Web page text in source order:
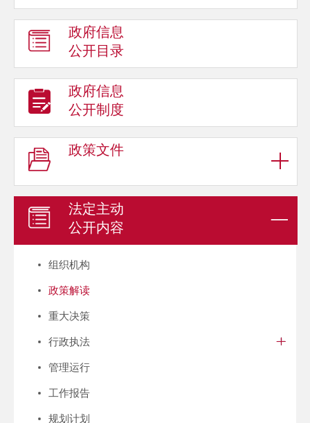
政府信息
公开目录
政府信息
公开制度
政策文件
法定主动
公开内容
组织机构
政策解读
重大决策
行政执法
管理运行
工作报告
规划计划